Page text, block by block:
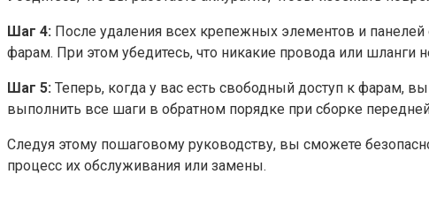
Шаг 4: После удаления всех крепежных элементов и
фарам. При этом убедитесь, что никакие провода или
Шаг 5: Теперь, когда у вас есть свободный доступ к фарам,
выполнить все шаги в обратном порядке при сборке
Следуя этому пошаговому руководству, вы сможете
процесс их обслуживания или замены.